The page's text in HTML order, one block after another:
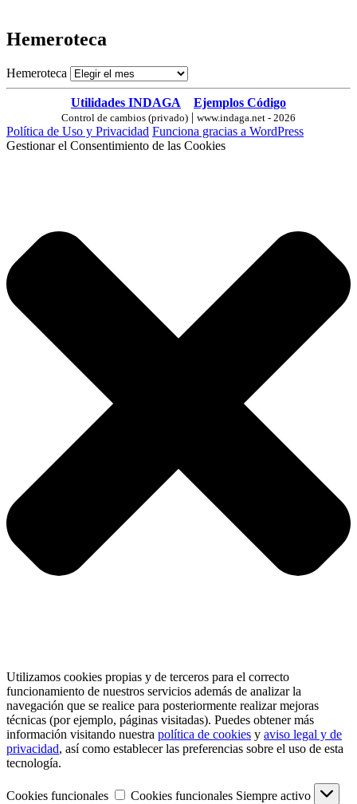
Hemeroteca
Hemeroteca
Utilidades INDAGA Ejemplos Código
Control de cambios (privado) | www.indaga.net - 2026
Política de Uso y Privacidad Funciona gracias a WordPress
Gestionar el Consentimiento de las Cookies
Utilizamos cookies propias y de terceros para el correcto
funcionamiento de nuestros servicios además de analizar la
navegación que se realice para posteriormente realizar mejoras
técnicas (por ejemplo, páginas visitadas). Puedes obtener más
información visitando nuestra política de cookies y aviso legal y de
privacidad, así como establecer las preferencias sobre el uso de esta
tecnología.
Cookies funcionales Cookies funcionales Siempre activo